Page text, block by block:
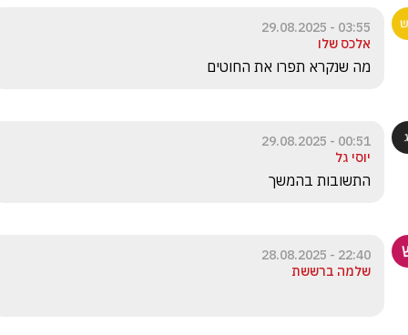
03:55 - 29.08.2025
אלכס שלו
מה שנקרא תפרו את החוטים
00:51 - 29.08.2025
יוסי גל
התשובות בהמשך
22:40 - 28.08.2025
שלמה ברששת